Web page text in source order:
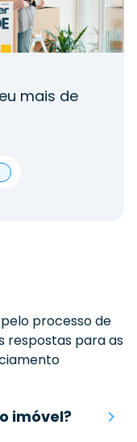
mais de
processo de
respostas para as
imóvel?